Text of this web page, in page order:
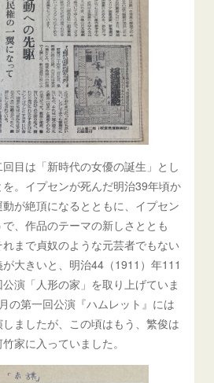
目は「新時代の女優の誕生」とし
。イプセンが死んだ明治39年頃か
が絶頂になるとともに、イプセン
、作品のテーマの新しさととも
まで貞奴のような元芸者でもない
大きいと、明治44（1911）年111
演「人形の家」を取り上げていま
の第一回公演『ハムレット』には
ましたが、この頃はもう、繁俊は
家に入っていました。